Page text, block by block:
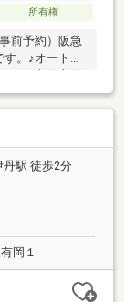
所有権
前予約）阪急
。♪オートロ
住宅設備も充
丹駅 徒歩2分
岡１